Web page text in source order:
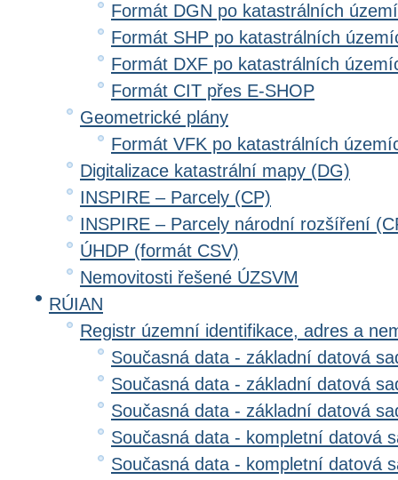
Formát DGN po katastrálních
Formát SHP po katastrálních
Formát DXF po katastrálních
Formát CIT přes E-SHOP
Geometrické plány
Formát VFK po katastrálních
Digitalizace katastrální mapy (DG)
INSPIRE – Parcely (CP)
INSPIRE – Parcely národní rozšíření
ÚHDP (formát CSV)
Nemovitosti řešené ÚZSVM
RÚIAN
Registr územní identifikace, adres a
Současná data - základní datová
Současná data - základní datová
Současná data - základní datová
Současná data - kompletní datová
Současná data - kompletní datová